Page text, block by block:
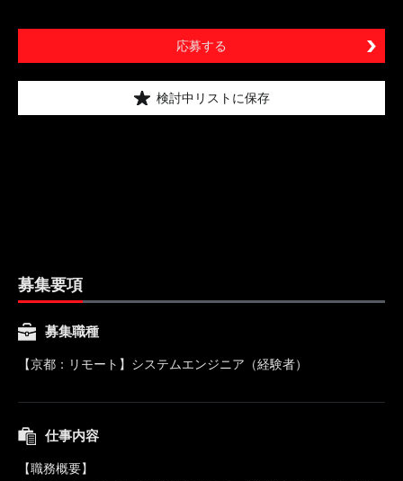
応募する
検討中リストに保存
募集要項
募集職種
【京都：リモート】システムエンジニア（経験者）
仕事内容
【職務概要】